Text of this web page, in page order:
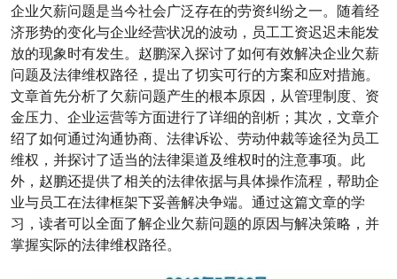
企业欠薪问题是当今社会广泛存在的劳资纠纷之一。随着经
济形势的变化与企业经营状况的波动，员工工资迟迟未能发
放的现象时有发生。赵鹏深入探讨了如何有效解决企业欠薪
问题及法律维权路径，提出了切实可行的方案和应对措施。
文章首先分析了欠薪问题产生的根本原因，从管理制度、资
金压力、企业运营等方面进行了详细的剖析；其次，文章介
绍了如何通过沟通协商、法律诉讼、劳动仲裁等途径为员工
维权，并探讨了适当的法律渠道及维权时的注意事项。此
外，赵鹏还提供了相关的法律依据与具体操作流程，帮助企
业与员工在法律框架下妥善解决争端。通过这篇文章的学
习，读者可以全面了解企业欠薪问题的原因与解决策略，并
掌握实际的法律维权路径。